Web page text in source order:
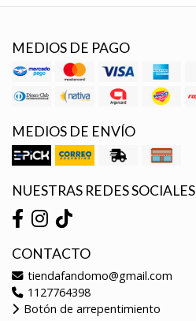
MEDIOS DE PAGO
MEDIOS DE ENVÍO
NUESTRAS REDES SOCIALES
CONTACTO
tiendafandomo@gmail.com
1127764398
Botón de arrepentimiento